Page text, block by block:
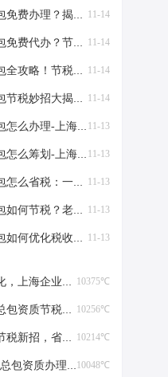
11-14
！-上海建筑劳务总包免费办理吗？
11-14
！-上海建筑劳务总包免费代办吗？
11-14
必看！-上海建筑劳务总包流程和要求
11-14
就是赚到！-上海建筑劳务总包怎么节税
11-13
海建筑劳务总包怎么办理
11-13
海建筑劳务总包怎么筹划
11-13
“节税”对话-上海建筑劳务总包怎么省税
11-13
下一辆车的钱！-上海建筑劳务总包如何节税
11-13
松省钱！-上海建筑劳务总包如何优化税收
10375℃
”上海建筑分包纳税优化
10256℃
津建筑产业园总包资质节税优化
10214℃
津建筑产业园总包资质节税优化
10048℃
揭秘！天津建筑产业园总包资质办理